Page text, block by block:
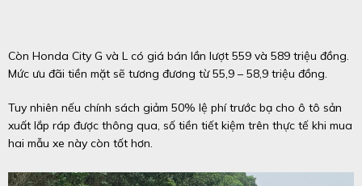
Còn Honda City G và L có giá bán lần lượt 559 và 589 triệu đồng.
Mức ưu đãi tiền mặt sẽ tương đương từ 55,9 – 58,9 triệu đồng.
Tuy nhiên nếu chính sách giảm 50% lệ phí trước bạ cho ô tô sản
xuất lắp ráp được thông qua, số tiền tiết kiệm trên thực tế khi mua
hai mẫu xe này còn tốt hơn.